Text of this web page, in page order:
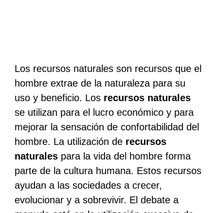
Los recursos naturales son recursos que el
hombre extrae de la naturaleza para su
uso y beneficio. Los recursos naturales
se utilizan para el lucro económico y para
mejorar la sensación de confortabilidad del
hombre. La utilización de recursos
naturales para la vida del hombre forma
parte de la cultura humana. Estos recursos
ayudan a las sociedades a crecer,
evolucionar y a sobrevivir. El debate a